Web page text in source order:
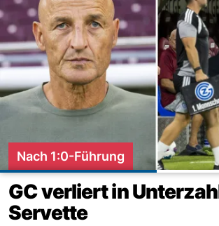
Nach 1:0-Führung
GC verliert in
Servette